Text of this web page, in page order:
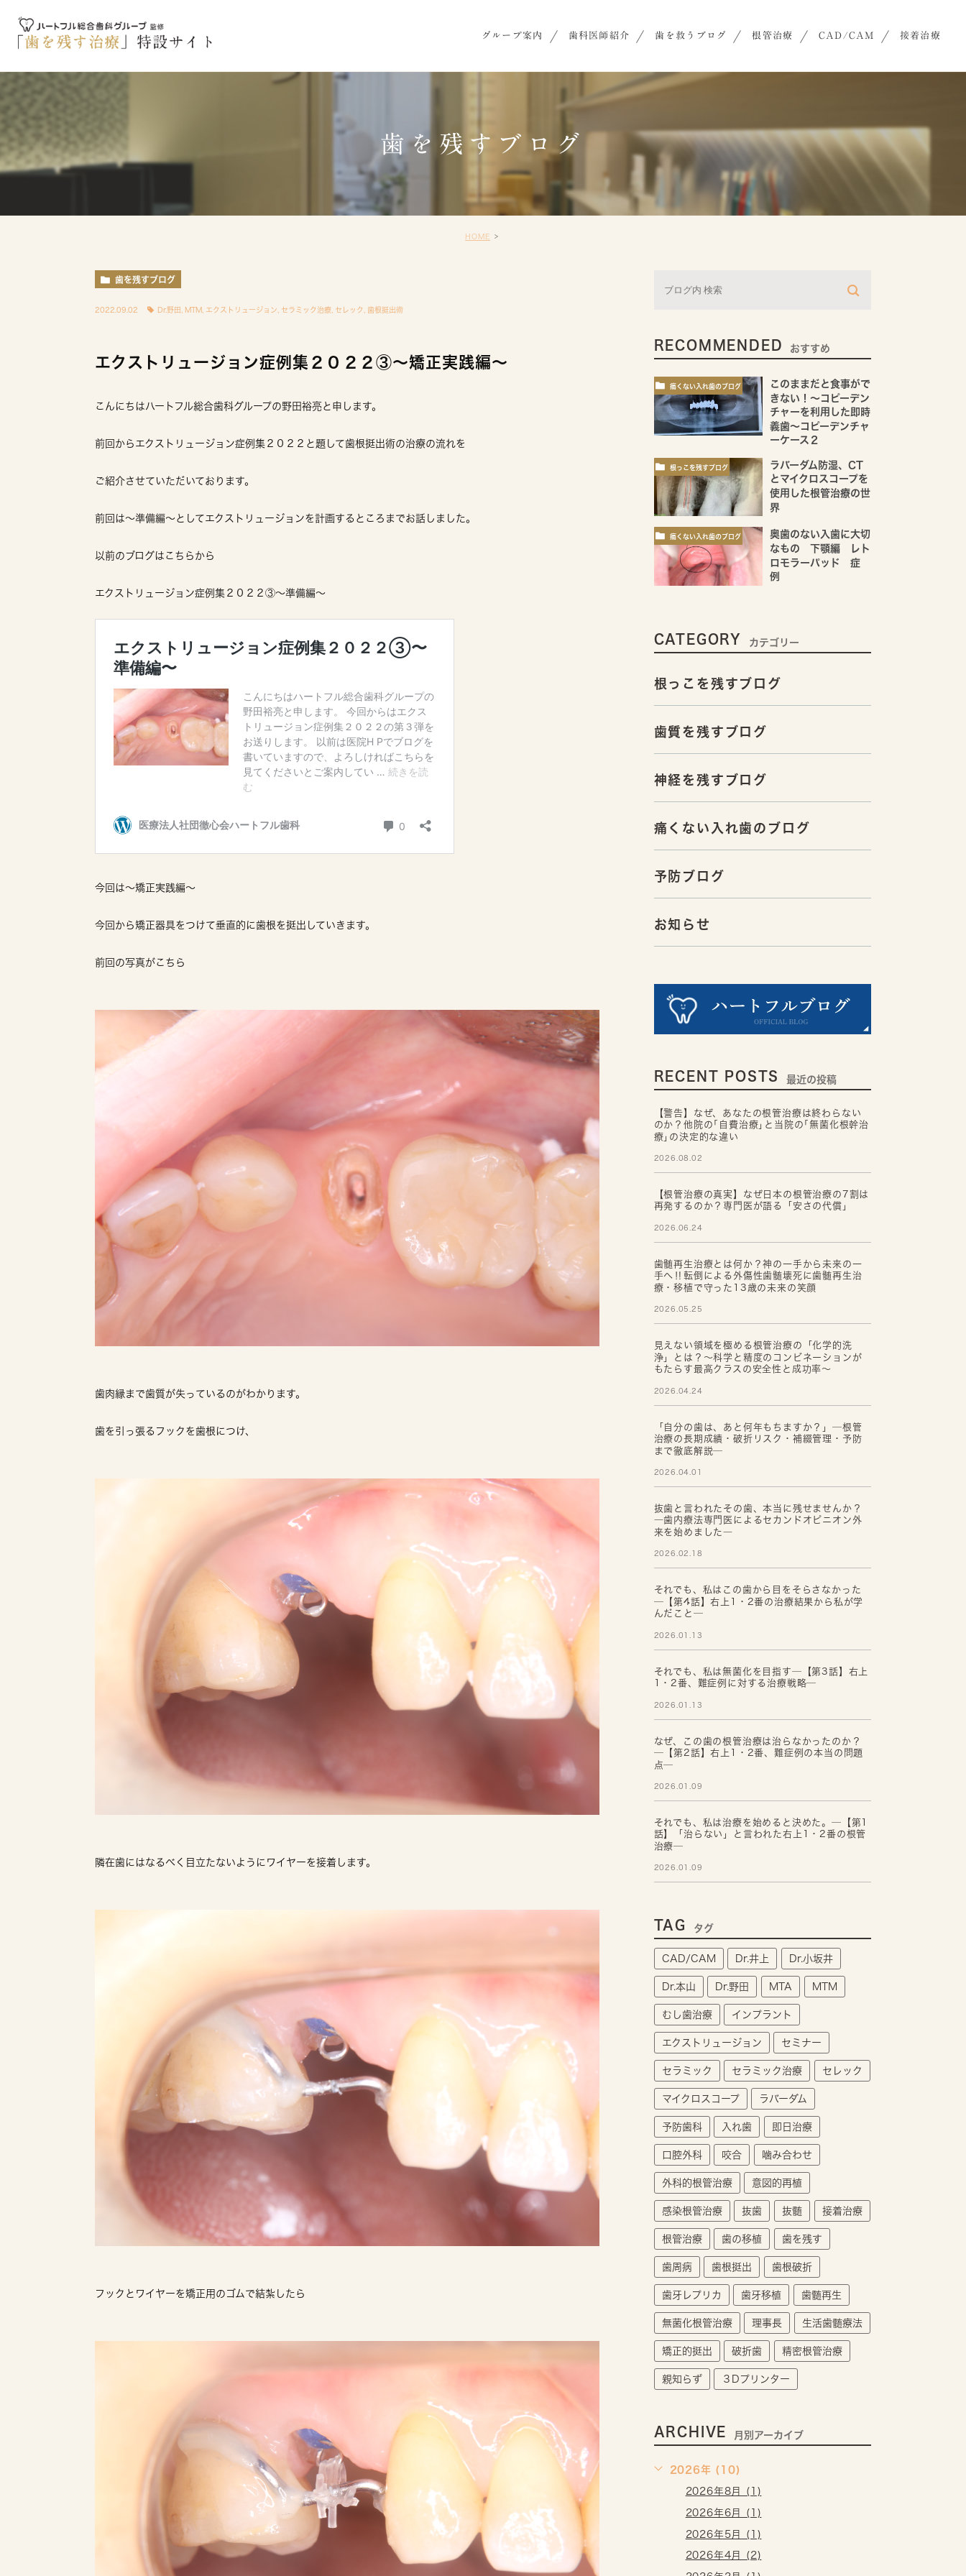
グループ案内 歯科医師紹介 歯を救うブログ 根管治療 CAD/CAM 接着治療
歯を残すブログ
HOME
歯を残すブログ
2022.09.02 Dr.野田 MTM エクストリュージョン セラミック治療 セレック 歯根挺出術
エクストリュージョン症例集２０２２③〜矯正実践編〜
こんにちはハートフル総合歯科グループの野田裕亮と申します。
前回からエクストリュージョン症例集２０２２と題して歯根挺出術の治療の流れを
ご紹介させていただいております。
前回は〜準備編〜としてエクストリュージョンを計画するところまでお話しました。
以前のブログはこちらから
エクストリュージョン症例集２０２２③〜準備編〜
今回は〜矯正実践編〜
今回から矯正器具をつけて垂直的に歯根を挺出していきます。
前回の写真がこちら
歯肉縁まで歯質が失っているのがわかります。
歯を引っ張るフックを歯根につけ、
隣在歯にはなるべく目立たないようにワイヤーを接着します。
フックとワイヤーを矯正用のゴムで結紮したら
RECOMMENDED おすすめ
痛くない入れ歯のブログ
このままだと食事がで
きない！～コピーデン
チャーを利用した即時
義歯～コピーデンチャ
ーケース２
根っこを残すブログ
ラバーダム防湿、CT
とマイクロスコープを
使用した根管治療の世
界
痛くない入れ歯のブログ
奥歯のない入歯に大切
なもの 下顎編 レト
ロモラーパッド 症
例
CATEGORY カテゴリー
根っこを残すブログ
歯質を残すブログ
神経を残すブログ
痛くない入れ歯のブログ
予防ブログ
お知らせ
RECENT POSTS 最近の投稿
【警告】なぜ、あなたの根管治療は終わらない
のか？他院の｢自費治療｣と当院の｢無菌化根幹治
療｣の決定的な違い
2026.08.02
【根管治療の真実】なぜ日本の根管治療の7割は
再発するのか？専門医が語る「安さの代償」
2026.06.24
歯髄再生治療とは何か？神の一手から未来の一
手へ‼転倒による外傷性歯髄壊死に歯髄再生治
療・移植で守った13歳の未来の笑顔
2026.05.25
見えない領域を極める根管治療の「化学的洗
浄」とは？～科学と精度のコンビネーションが
もたらす最高クラスの安全性と成功率～
2026.04.24
「自分の歯は、あと何年もちますか？」─根管
治療の長期成績・破折リスク・補綴管理・予防
まで徹底解説─
2026.04.01
抜歯と言われたその歯、本当に残せませんか？
―歯内療法専門医によるセカンドオピニオン外
来を始めました―
2026.02.18
それでも、私はこの歯から目をそらさなかった
─【第4話】右上1・2番の治療結果から私が学
んだこと─
2026.01.13
それでも、私は無菌化を目指す─【第3話】右上
1・2番、難症例に対する治療戦略─
2026.01.13
なぜ、この歯の根管治療は治らなかったのか？
─【第2話】右上1・2番、難症例の本当の問題
点─
2026.01.09
それでも、私は治療を始めると決めた。─【第1
話】「治らない」と言われた右上1・2番の根管
治療─
2026.01.09
TAG タグ
CAD/CAM Dr.井上 Dr.小坂井
Dr.本山 Dr.野田 MTA MTM
むし歯治療 インプラント
エクストリュージョン セミナー
セラミック セラミック治療 セレック
マイクロスコープ ラバーダム
予防歯科 入れ歯 即日治療
口腔外科 咬合 噛み合わせ
外科的根管治療 意図的再植
感染根管治療 抜歯 抜髄 接着治療
根管治療 歯の移植 歯を残す
歯周病 歯根挺出 歯根破折
歯牙レプリカ 歯牙移植 歯髄再生
無菌化根管治療 理事長 生活歯髄療法
矯正的挺出 破折歯 精密根管治療
親知らず ３Dプリンター
ARCHIVE 月別アーカイブ
2026年 (10)
2026年8月 (1)
2026年6月 (1)
2026年5月 (1)
2026年4月 (2)